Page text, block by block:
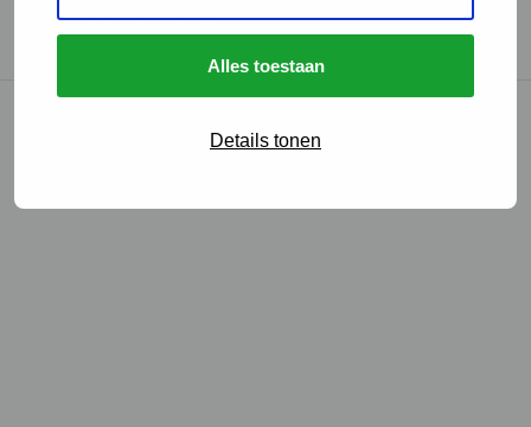
Alles toestaan
Details tonen
GGD Reisvaccinaties